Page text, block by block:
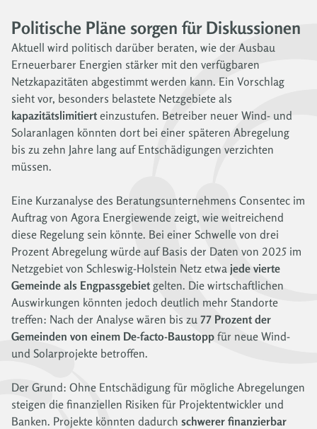
Politische Pläne sorgen für Diskussionen
Aktuell wird politisch darüber beraten, wie der Ausbau
Erneuerbarer Energien stärker mit den verfügbaren
Netzkapazitäten abgestimmt werden kann. Ein Vorschlag
sieht vor, besonders belastete Netzgebiete als
kapazitätslimitiert einzustufen. Betreiber neuer Wind- und
Solaranlagen könnten dort bei einer späteren Abregelung
bis zu zehn Jahre lang auf Entschädigungen verzichten
müssen.
Eine Kurzanalyse des Beratungsunternehmens Consentec im
Auftrag von Agora Energiewende zeigt, wie weitreichend
diese Regelung sein könnte. Bei einer Schwelle von drei
Prozent Abregelung würde auf Basis der Daten von 2025 im
Netzgebiet von Schleswig-Holstein Netz etwa jede vierte
Gemeinde als Engpassgebiet gelten. Die wirtschaftlichen
Auswirkungen könnten jedoch deutlich mehr Standorte
treffen: Nach der Analyse wären bis zu 77 Prozent der
Gemeinden von einem De-facto-Baustopp für neue Wind-
und Solarprojekte betroffen.
Der Grund: Ohne Entschädigung für mögliche Abregelungen
steigen die finanziellen Risiken für Projektentwickler und
Banken. Projekte könnten dadurch schwerer finanzierbar